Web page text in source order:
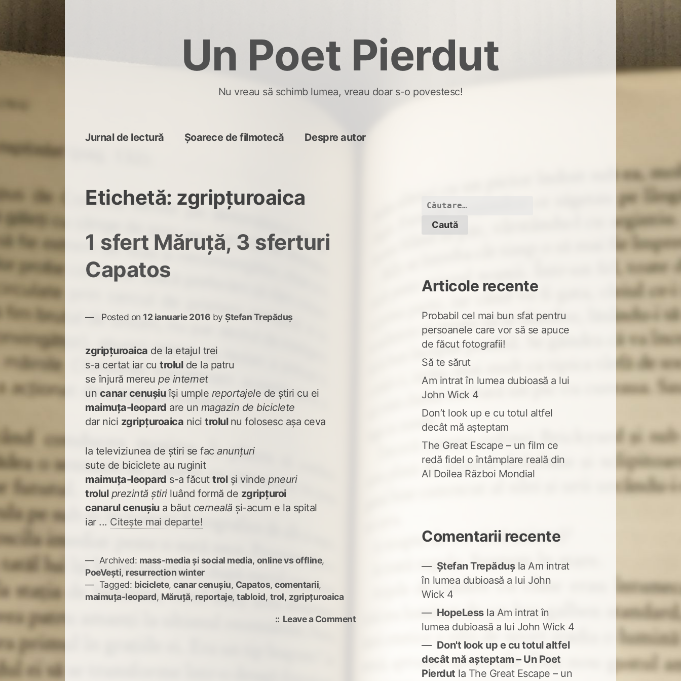
Un Poet Pierdut
Nu vreau să schimb lumea, vreau doar s-o povestesc!
Jurnal de lectură Șoarece de filmotecă Despre autor
Etichetă: zgripțuroaica
1 sfert Măruță, 3 sferturi
Capatos
Posted on 12 ianuarie 2016 byȘtefan Trepăduș
zgripțuroaica de la etajul trei
s-a certat iar cutrolulde la patru
se înjură mereu pe internet
un canar cenușiuîși umple reportajele de știri cu ei
maimuța-leopard are un magazin de biciclete
dar nici zgripțuroaica nicitrolul nu folosesc așa ceva
la televiziunea de știri se facanunțuri
sute de biciclete au ruginit
maimuța-leopard s-a făcuttrolși vindepneuri
trolul prezintă știriluând formă de zgripțuroi
canarul cenușiua băut cerneală și-acum e la spital
iar ... Citește mai departe!
Archived: mass-media și social media, online vs offline,
PoeVești, resurrection winter
Tagged: biciclete,canar cenușiu, Capatos,comentarii,
maimuța-leopard, Măruță, reportaje,tabloid, trol, zgripțuroaica
Leave a Commenton
Caută
Articole recente
Probabil cel mai bun sfat pentru
persoanele care vor să se apuce
de făcut fotografii!
Să te sărut
Am intrat în lumea dubioasă a lui
John Wick 4
Don’t look up e cu totul altfel
decât mă așteptam
The Great Escape – un film ce
redă fidel o întâmplare reală din
Al Doilea Război Mondial
Comentarii recente
Ștefan Trepădușla Am intrat
în lumea dubioasă a lui John
Wick 4
HopeLessla Am intrat în
lumea dubioasă a lui John Wick 4
Don't look up e cu totul altfel
decât mă așteptam – Un Poet
Pierdut la The Great Escape – un